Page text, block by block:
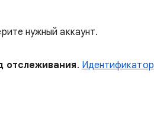
нужный аккаунт.
отслеживания. Идентификатор